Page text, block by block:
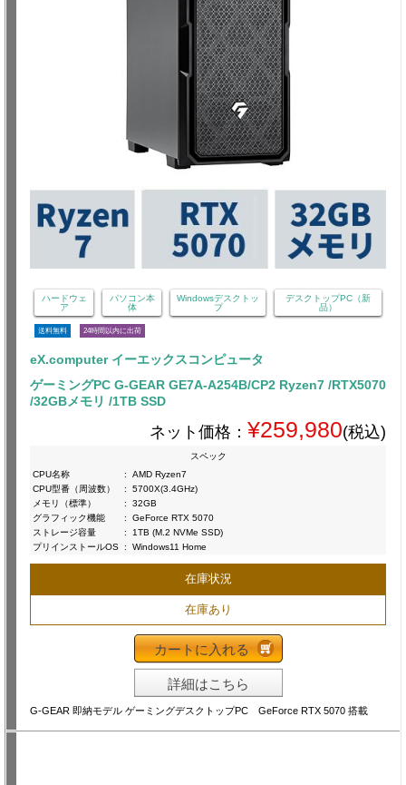
ハードウェ
ア
パソコン本
体
Windowsデスクトッ
プ
デスクトップPC（新
品）
送料無料 24時間以内に出荷
eX.computer イーエックスコンピュータ
ゲーミングPC G-GEAR GE7A-A254B/CP2 Ryzen7 /RTX5070
/32GBメモリ /1TB SSD
ネット価格： ¥259,980(税込)
スペック
CPU名称
:
AMD Ryzen7
CPU型番（周波数）
:
5700X(3.4GHz)
メモリ（標準）
:
32GB
グラフィック機能
:
GeForce RTX 5070
ストレージ容量
:
1TB (M.2 NVMe SSD)
プリインストールOS : Windows11 Home
在庫状況
在庫あり
カートに入れる
詳細はこちら
G-GEAR 即納モデル ゲーミングデスクトップPC GeForce RTX 5070 搭載